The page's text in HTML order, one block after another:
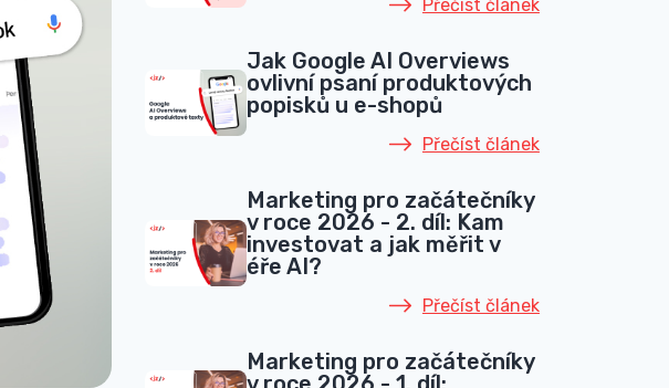
Přečíst článek
Jak Google AI Overviews
ovlivní psaní produktových
popisků u e-shopů
Přečíst článek
Marketing pro začátečníky
v roce 2026 - 2. díl: Kam
investovat a jak měřit v
éře AI?
Přečíst článek
Marketing pro začátečníky